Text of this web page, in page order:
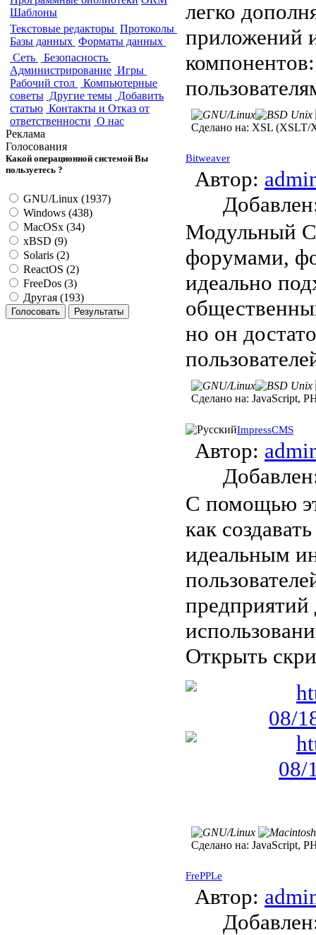
Шаблоны
Текстовые редакторы Протоколы
Базы данных Форматы данных
Сеть
Безопасность
Администрирование Игры
Рабочий стол
Компьютерные
советы Другие темы Добавить
статью Контакты и Отказ от
ответственности О нас
Реклама
Голосования
Какой операционной системой Вы
пользуетесь ?
GNU/Linux (1937)
Windows (438)
MacOSx (34)
xBSD (9)
Solaris (2)
ReactOS (2)
FreeDos (3)
Другая (193)
легко
приложений
Сделано на: XSL (XSLT/
Bitweaver
Автор:
Модульный
форумами,
идеально
но он
Сделано на: JavaScript,
ImpressCMS
Автор:
С помощью
как
идеальным
Открыть
Сделано на: JavaScript,
FrePPLe
Автор: